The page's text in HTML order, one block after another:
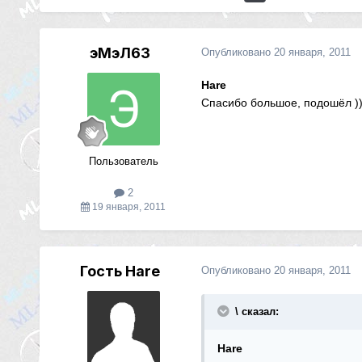
эМэЛ63
Пользователь
2
19 января, 2011
Опубликовано 20 января, 2011
Hare
Спасибо большое, подошёл
Гость Hare Опубликовано 20 января, 2011
\ сказал:
Hare